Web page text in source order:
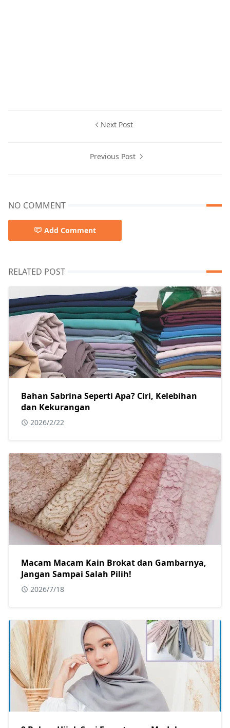
Next Post
Previous Post
NO COMMENT
Add Comment
RELATED POST
Bahan Sabrina Seperti Apa? Ciri, Kelebihan
dan Kekurangan
2026/2/22
Macam Macam Kain Brokat dan Gambarnya,
Jangan Sampai Salah Pilih!
2026/7/18